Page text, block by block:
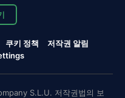
쿠키 정책
저작권 알림
S.L.U. 저작권법의 보